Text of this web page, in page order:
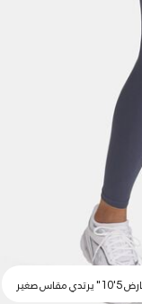
مقاس صغير